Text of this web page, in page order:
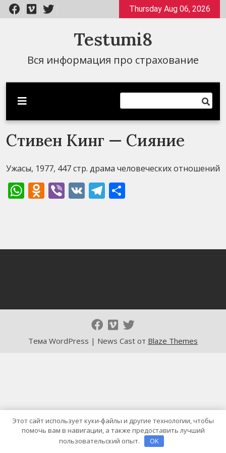
Перейти
к
Thursday Aug 06, 2026
Testumi8
Вся информация про страхование
Стивен Кинг — Сияние
Ужасы, 1977, 447 стр. драма человеческих отношений
WhatsApp
Odnoklassniki
Viber
VK Telegram
Тема WordPress | News Cast от Blaze Themes
Этот сайт использует куки-файлы и другие технологии, чтобы
помочь вам в навигации, а также предоставить лучший
пользовательский опыт.
OK